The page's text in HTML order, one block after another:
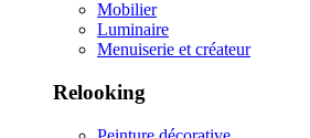
Mobilier
Luminaire
Menuiserie et créateur
Relooking